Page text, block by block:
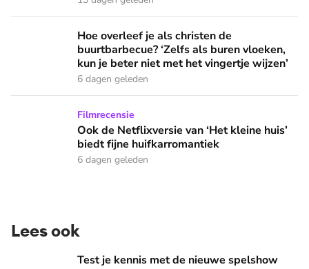
Hoe overleef je als christen de buurtbarbecue? ‘Zelfs als
Hoe overleef je als christen de
buurtbarbecue? ‘Zelfs als buren vloeken,
kun je beter niet met het vingertje wijzen’
6 dagen geleden
Ook de Netflixversie van ‘Het kleine huis’ biedt fijne
Filmrecensie
Ook de Netflixversie van ‘Het kleine huis’
biedt fijne huifkarromantiek
6 dagen geleden
Lees ook
Test je kennis met de nieuwe spelshow AVROTROS
Test je kennis met de nieuwe spelshow